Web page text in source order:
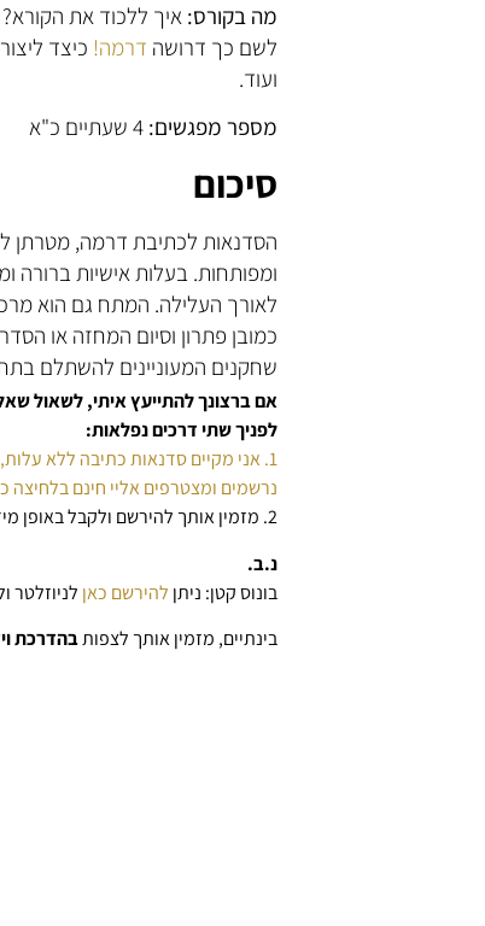
מה בקורס: איך ללכוד את
לשם כך דרושה דרמה! כיצד
ועוד.
מספר מפגשים: 4 שעתיים כ"א
סיכום
הסדנאות לכתיבת דרמה, מטרתן
ומפותחות. בעלות אישיות ברורה
לאורך העלילה. המתח גם הוא
כמובן פתרון וסיום המחזה או
שחקנים המעוניינים להשתלם
אם ברצונך להתייעץ איתי, לשאול
לפניך שתי דרכים נפלאות:
1. אני מקיים סדנאות כתיבה ללא עלות, ובסוף כל סדנה מתקיים סשן שאלות ותשובות.
נרשמים ומצטרפים אליי חינם בלחיצה
2. מזמין אותך להירשם ולקבל באופן מידי למייל
נ.ב.
בונוס קטן: ניתן להירשם כאן לניוזלטר
בינתיים, מזמין אותך לצפותבהדרכת